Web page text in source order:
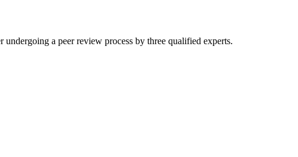
a peer review process by three qualified experts.